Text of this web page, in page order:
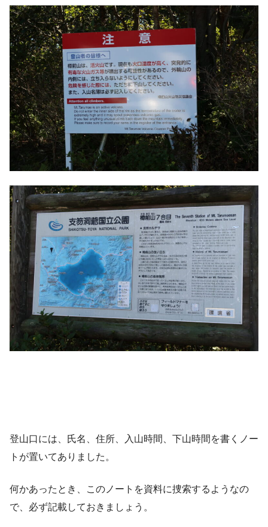
登山口には、氏名、住所、入山時間、下山時間を書くノー
トが置いてありました。
何かあったとき、このノートを資料に捜索するようなの
で、必ず記載しておきましょう。